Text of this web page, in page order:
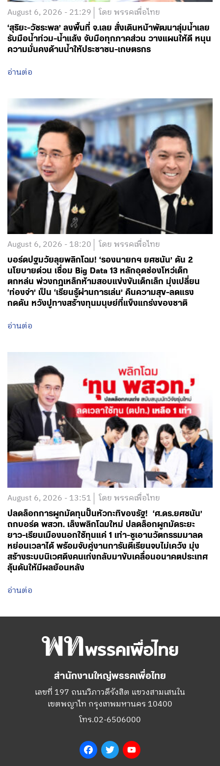
August 6, 2026 - 21:29 โดย พรรคเพื่อไทย
‘สุริยะ-วัชระพล’ ลงพื้นที่ จ.เลย สั่งเดินหน้าพัฒนาลุ่มน้ำเลย
รับมือน้ำท่วม-น้ำแล้ง จับมือทุกภาคส่วน วางแผนให้ดี หนุน
ความมั่นคงด้านน้ำให้ประชาชน-เกษตรกร
อ่านต่อ
August 6, 2026 - 18:20 โดย พรรคเพื่อไทย
บอร์ดปฐมวัยลุยพลิกโฉม! ‘รองนายกฯ ยศชนัน’ ดัน 2
นโยบายด่วน เชื่อม Big Data 13 หลักอุดช่องโหว่เด็ก
ตกหล่น พ่วงกฎเหล็กห้ามสอบแข่งขันเด็กเล็ก มุ่งเปลี่ยน
‘ท่องจำ’ เป็น ‘เรียนรู้ผ่านการเล่น’ คืนความสุข-ลดแรง
กดดัน หวังปูทางสร้างทุนมนุษย์ที่แข็งแกร่งของชาติ
อ่านต่อ
August 6, 2026 - 13:51 โดย พรรคเพื่อไทย
ปลดล็อกการผูกมัดทุนปั้นหัวกะทิของรัฐ! ‘ศ.ดร.ยศชนัน’
ถกบอร์ด พสวท. เล็งพลิกโฉมใหม่ ปลดล็อกผูกมัดระยะ
ยาว-เรียนเมืองนอกใช้ทุนแค่ 1 เท่า-ชูเอานวัตกรรมมาลด
หย่อนเวลาได้ พร้อมจับคู่งานการันตีเรียนจบไม่เคว้ง มุ่ง
สร้างระบบนิเวศดึงคนเก่งกลับมาขับเคลื่อนอนาคตประเทศ
ลุ้นดันให้มีผลย้อนหลัง
อ่านต่อ
สำนักงานใหญ่พรรคเพื่อไทย
เลขที่ 197 ถนนวิภาวดีรังสิต แขวงสามเสนใน
เขตพญาไท กรุงเทพมหานคร 10400
โทร.02-6506000
FacebookTwitter